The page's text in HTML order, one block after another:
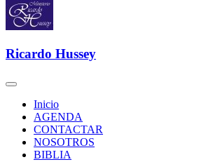
Ricardo Hussey
Inicio
AGENDA
CONTACTAR
NOSOTROS
BIBLIA